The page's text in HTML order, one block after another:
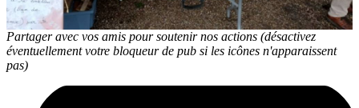
Partager avec vos amis pour soutenir nos actions (désactivez
éventuellement votre bloqueur de pub si les icônes n'apparaissent
pas)